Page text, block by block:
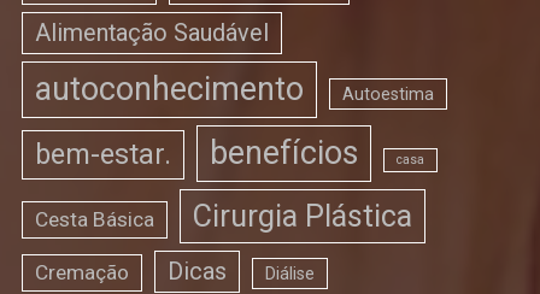
Alimentação Saudável
autoconhecimento Autoestima
bem-estar. benefícios casa
Cesta Básica Cirurgia Plástica
Cremação Dicas Diálise